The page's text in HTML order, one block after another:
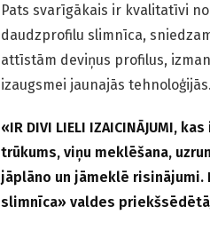
Pats svarīgākais ir kvalitatīvi
daudzprofilu slimnīca,
attīstām deviņus profilus,
izaugsmei jaunajās tehnoloģijās.
«IR DIVI LIELI IZAICINĀJUMI,
trūkums, viņu meklēšana,
jāplāno un jāmeklē risinājumi.
slimnīca» valdes